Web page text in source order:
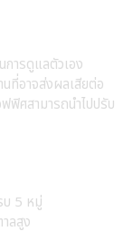
การดูแลตัวเอง
นที่อาจส่งผลเสียต่อ
ฟิศสามารถนำไปปรับ
บ 5 หมู่
ลสูง